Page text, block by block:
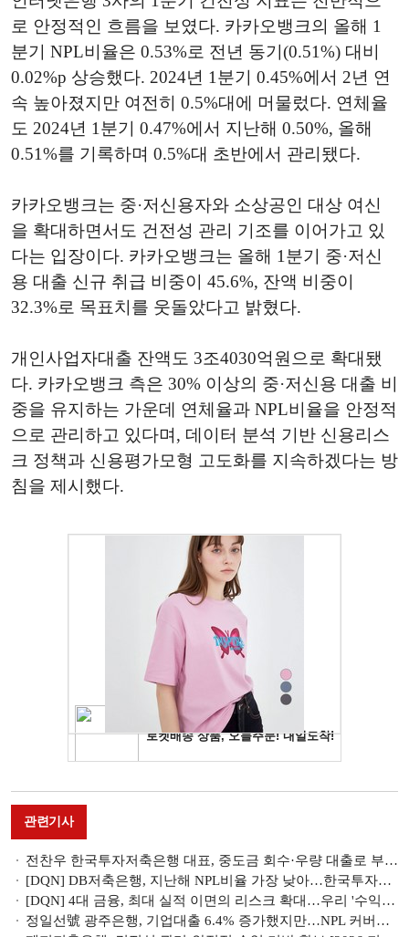
로 안정적인 흐름을 보였다. 카카오뱅크의 올해 1
분기 NPL비율은 0.53%로 전년 동기(0.51%) 대비
0.02%p 상승했다. 2024년 1분기 0.45%에서 2년 연
속 높아졌지만 여전히 0.5%대에 머물렀다. 연체율
도 2024년 1분기 0.47%에서 지난해 0.50%, 올해
0.51%를 기록하며 0.5%대 초반에서 관리됐다.
카카오뱅크는 중·저신용자와 소상공인 대상 여신
을 확대하면서도 건전성 관리 기조를 이어가고 있
다는 입장이다. 카카오뱅크는 올해 1분기 중·저신
용 대출 신규 취급 비중이 45.6%, 잔액 비중이
32.3%로 목표치를 웃돌았다고 밝혔다.
개인사업자대출 잔액도 3조4030억원으로 확대됐
다. 카카오뱅크 측은 30% 이상의 중·저신용 대출 비
중을 유지하는 가운데 연체율과 NPL비율을 안정적
으로 관리하고 있다며, 데이터 분석 기반 신용리스
크 정책과 신용평가모형 고도화를 지속하겠다는 방
침을 제시했다.
관련기사
전찬우 한국투자저축은행 대표, 중도금 회수·우량 대출로 부실 축소…NPL비율 ‘한 자릿수’ 목표 [저축은행 리스크 관리 방안]
[DQN] DB저축은행, 지난해 NPL비율 가장 낮아…한국투자저축은행 2.48%p 증가 건전성 악화 [저축은행 NPL비율 점검]
[DQN] 4대 금융, 최대 실적 이면의 리스크 확대…우리 '수익성'·하나 '손실흡수력' 과제 [금융사 2026 1분기 리그테이블]
정일선號 광주은행, 기업대출 6.4% 증가했지만…NPL 커버리지 100%선 깨져 [금융사 2026 1분기 실적]